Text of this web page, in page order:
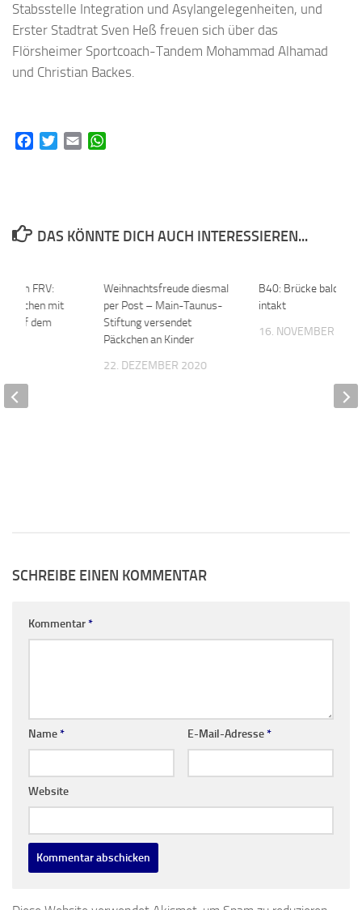
Stabsstelle Integration und Asylangelegenheiten, und
Erster Stadtrat Sven Heß freuen sich über das
Flörsheimer Sportcoach-Tandem Mohammad Alhamad
und Christian Backes.
FacebookTwitterEmail
DAS KÖNNTE DICH AUCH INTERESSIEREN...
Weihnachtsfreude diesmal
per Post – Main-Taunus-
Stiftung versendet
Päckchen an Kinder
22. DEZEMBER 2020
B40: Brücke bald
intakt
16. NOVEMBER
beim FRV:
Drachen mit
auf dem
SCHREIBE EINEN KOMMENTAR
Kommentar*
Name* E-Mail-Adresse*
Website